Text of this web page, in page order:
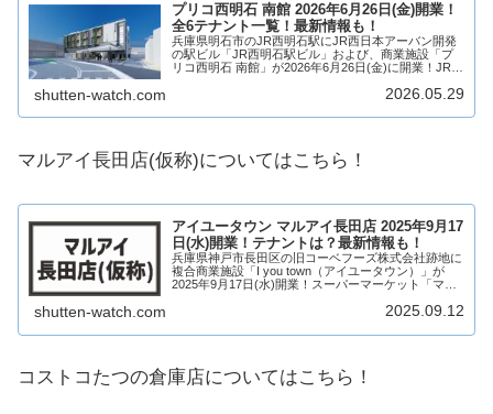
プリコ西明石 南館 2026年6月26日(金)開業！
全6テナント一覧！最新情報も！
兵庫県明石市のJR西明石駅にJR西日本アーバン開発
の駅ビル「JR西明石駅ビル」および、商業施設「プ
リコ西明石 南館」が2026年6月26日(金)に開業！JR西
店やマツモトキヨシ、クリニックなど...
shutten-watch.com 2026.05.29
マルアイ長田店(仮称)についてはこちら！
アイユータウン マルアイ長田店 2025年9月17
日(水)開業！テナントは？最新情報も！
兵庫県神戸市長田区の旧コーベフーズ株式会社跡地に
複合商業施設「I you town（アイユータウン）」が
2025年9月17日(水)開業！スーパーマーケット「マル
す！そんな、アイユータウンがどのよ...
shutten-watch.com 2025.09.12
コストコたつの倉庫店についてはこちら！